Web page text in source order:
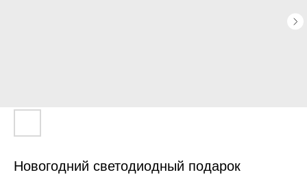
Новогодний светодиодный подарок